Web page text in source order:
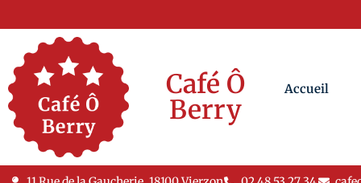
Café Ô
Berry
Accueil